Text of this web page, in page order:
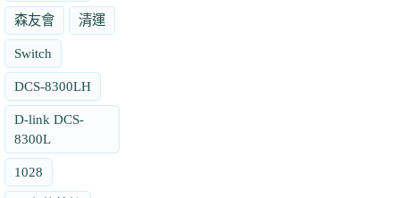
森友會 清運
Switch
DCS-8300LH
D-link DCS-
8300L
1028